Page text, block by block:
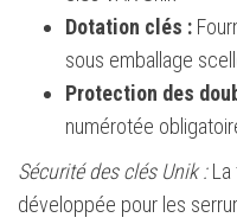
Dotation clés :
sous emballage
Protection des
numérotée
Sécurité des clés Unik :La
développée pour les